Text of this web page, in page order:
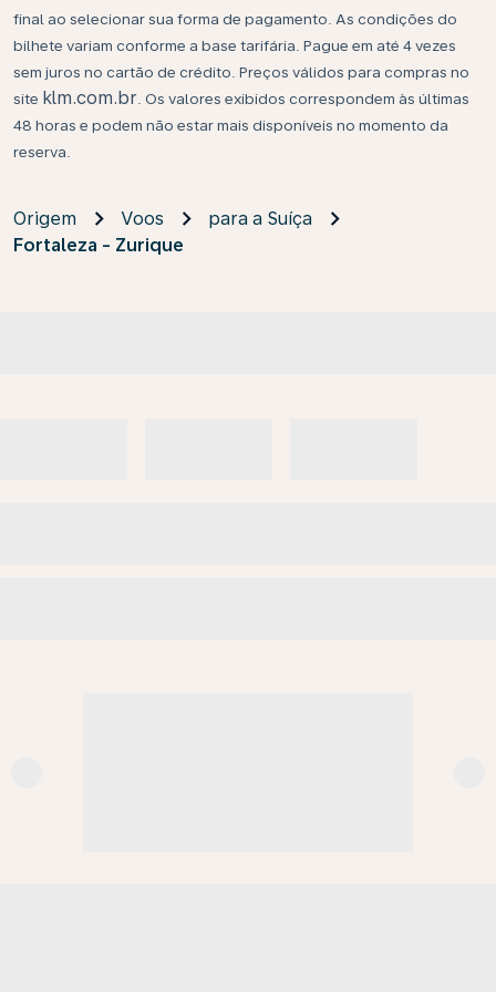
final ao selecionar sua forma de pagamento. As condições do
bilhete variam conforme a base tarifária. Pague em até 4 vezes
sem juros no cartão de crédito. Preços válidos para compras no
site klm.com.br . Os valores exibidos correspondem às últimas
48 horas e podem não estar mais disponíveis no momento da
reserva.
Origem Voos
para a Suíça
Fortaleza - Zurique